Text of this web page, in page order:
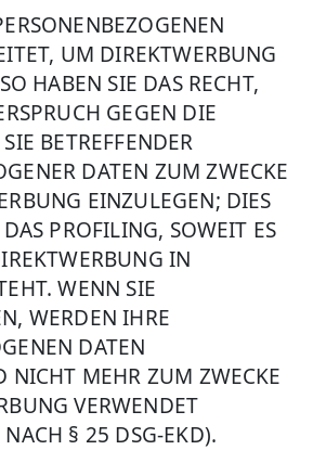
UM DIREKTWERBUNG
HABEN SIE DAS RECHT,
GEGEN DIE
BETREFFENDER
DATEN ZUM ZWECKE
EINZULEGEN; DIES
PROFILING, SOWEIT ES
IN
WENN SIE
WERDEN IHRE
DATEN
NICHT MEHR ZUM ZWECKE
VERWENDET
§ 25 DSG-EKD).